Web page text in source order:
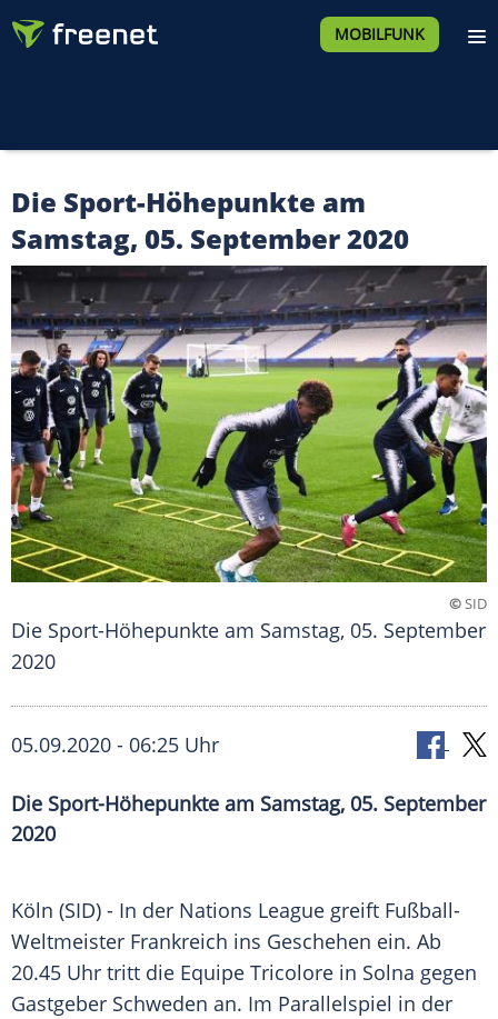
MOBILFUNK
Die Sport-Höhepunkte am
Samstag, 05. September 2020
©SID
Die Sport-Höhepunkte am Samstag, 05. September
2020
05.09.2020 - 06:25 Uhr
Die Sport-Höhepunkte am Samstag, 05. September
2020
Köln (SID) - In der Nations League greift Fußball-
Weltmeister Frankreich ins Geschehen ein. Ab
20.45 Uhr tritt die Equipe Tricolore in Solna gegen
Gastgeber Schweden an. Im Parallelspiel in der